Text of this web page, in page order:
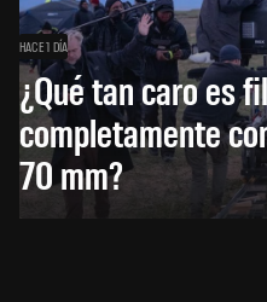
HACE 1 DÍA
¿Qué tan caro es
completamente
70 mm?